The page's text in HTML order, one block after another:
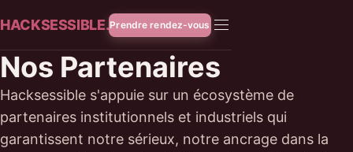
HACKSESSIBLE.Prendre rendez-vous
Nos Partenaires
Hacksessible s'appuie sur un écosystème de
partenaires institutionnels et industriels qui
garantissent notre sérieux, notre ancrage dans la